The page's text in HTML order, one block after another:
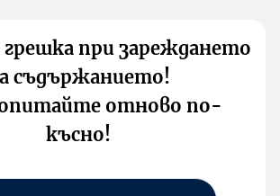
при зареждането
съдържанието!
отново по-
късно!